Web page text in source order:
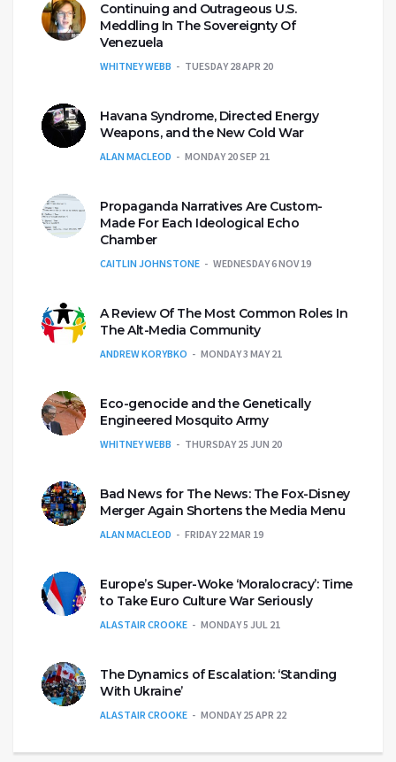
Continuing and Outrageous U.S.
Meddling In The Sovereignty Of
Venezuela
WHITNEY WEBB TUESDAY 28 APR 20
Havana Syndrome, Directed Energy
Weapons, and the New Cold War
ALAN MACLEOD MONDAY 20 SEP 21
Propaganda Narratives Are Custom-
Made For Each Ideological Echo
Chamber
CAITLIN JOHNSTONE WEDNESDAY 6 NOV 19
A Review Of The Most Common Roles In
The Alt-Media Community
ANDREW KORYBKO MONDAY 3 MAY 21
Eco-genocide and the Genetically
Engineered Mosquito Army
WHITNEY WEBB THURSDAY 25 JUN 20
Bad News for The News: The Fox-Disney
Merger Again Shortens the Media Menu
ALAN MACLEOD FRIDAY 22 MAR 19
Europe’s Super-Woke ‘Moralocracy’: Time
to Take Euro Culture War Seriously
ALASTAIR CROOKE MONDAY 5 JUL 21
The Dynamics of Escalation: ‘Standing
With Ukraine’
ALASTAIR CROOKE MONDAY 25 APR 22